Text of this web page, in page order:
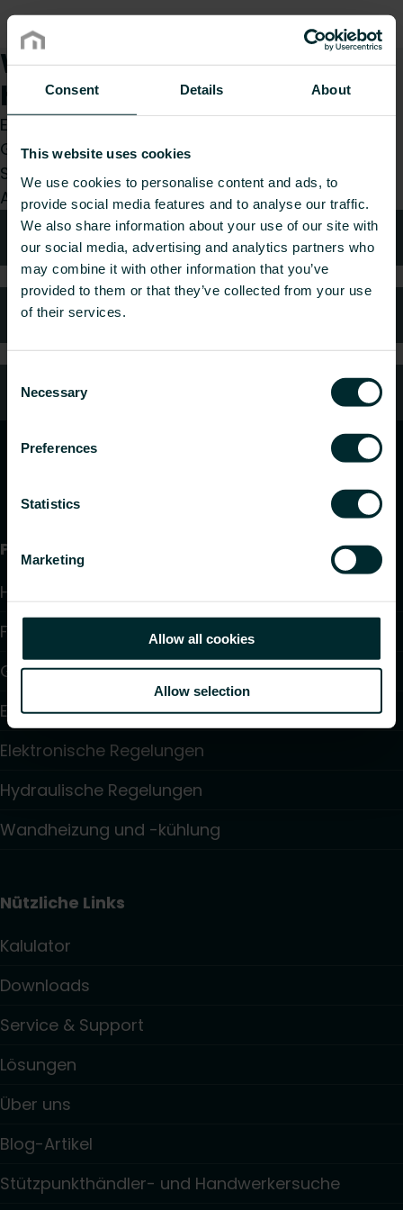
Consent Details About
This website uses cookies
We use cookies to personalise content and ads, to
provide social media features and to analyse our traffic.
We also share information about your use of our site with
our social media, advertising and analytics partners who
may combine it with other information that you’ve
provided to them or that they’ve collected from your use
of their services.
Selection
Necessary
Preferences
Statistics
Marketing
Allow all cookies
Allow selection
Wie können wir Ihnen
helfen?
Egal, ob Sie Installateur, Architekt, Planer,
Großhändler oder Endverbraucher sind, treffen
Sie eine Wahl und wir kümmern uns gerne um Ihr
Anliegen.
Technische Beratung
Häufig gestellte Fragen
Kundendienst
Produkte
Heizkörper
Fußbodenheizung und -kühlung
Gebläsekonvektoren
Elektroheizung
Elektronische Regelungen
Hydraulische Regelungen
Wandheizung und -kühlung
Nützliche Links
Kalulator
Downloads
Service & Support
Lösungen
Über uns
Blog-Artikel
Stützpunkthändler- und Handwerkersuche